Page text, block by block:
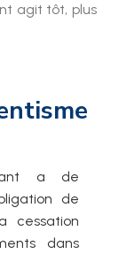
agit tôt, plus
a de
de
cessation
dans